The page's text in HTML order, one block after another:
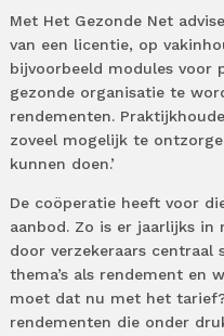
Met Het Gezonde Net
van een licentie, op
bijvoorbeeld modules voor
gezonde organisatie te
rendementen.
zoveel mogelijk te
kunnen doen.’
De coöperatie heeft voor
aanbod. Zo is er jaarlijks in
door verzekeraars centraal
thema’s als rendement en
moet dat nu met het
rendementen die onder